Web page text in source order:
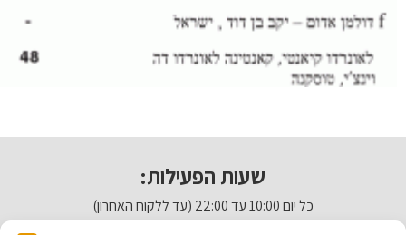
שעות הפעילות:
כל יום 10:00 עד 22:00 (עד ללקוח האחרון)